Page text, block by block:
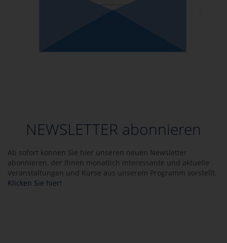
NEWSLETTER abonnieren
Ab sofort können Sie hier unseren neuen Newsletter
abonnieren, der Ihnen monatlich interessante und aktuelle
Veranstaltungen und Kurse aus unserem Programm vorstellt.
Klicken Sie hier!